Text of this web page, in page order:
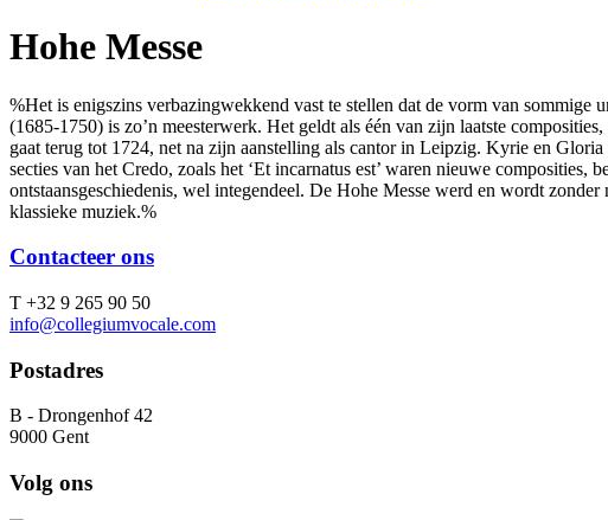
Hohe Messe
%Het is enigszins verbazingwekkend vast te stellen dat de vorm van sommige
(1685-1750) is zo’n meesterwerk. Het geldt als één van zijn laatste
gaat terug tot 1724, net na zijn aanstelling als cantor in Leipzig. Kyrie en
secties van het Credo, zoals het ‘Et incarnatus est’ waren nieuwe
ontstaansgeschiedenis, wel integendeel. De Hohe Messe werd en wordt
klassieke muziek.%
Contacteer ons
T +32 9 265 90 50
info@collegiumvocale.com
Postadres
B - Drongenhof 42
9000 Gent
Volg ons